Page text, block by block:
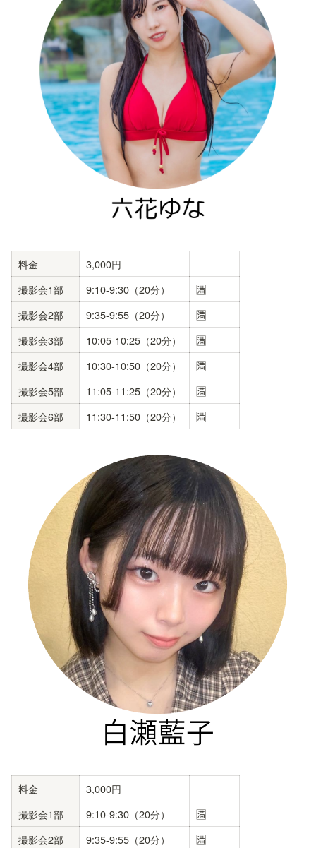
料金
3,000円
撮影会1部
9:10-9:30（20分）
🈵
撮影会2部
9:35-9:55（20分）
🈵
撮影会3部
10:05-10:25（20分）
🈵
撮影会4部
10:30-10:50（20分）
🈵
撮影会5部
11:05-11:25（20分）
🈵
撮影会6部
11:30-11:50（20分） 🈵
料金
3,000円
撮影会1部
9:10-9:30（20分）
🈵
撮影会2部
9:35-9:55（20分）
🈵